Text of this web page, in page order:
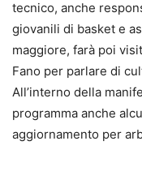
tecnico, anche
giovanili di basket e
maggiore, farà poi
Fano per parlare di
All’interno della
programma anche
aggiornamento per